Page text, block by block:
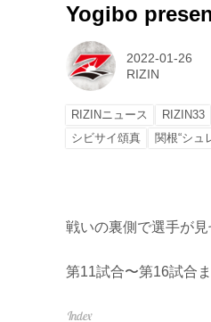
Yogibo
2022-01-26
RIZIN
RIZINニュース RIZIN33
シビサイ頌真
関根“シュ
戦いの裏側で選手が
第11試合〜第16試合